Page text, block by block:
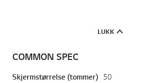
LUKK
COMMON SPEC
Skjermstørrelse (tommer) 50